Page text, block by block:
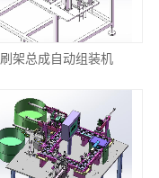
刷架总成自动组装机